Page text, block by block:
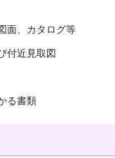
面、カタログ等
付近見取図
る書類